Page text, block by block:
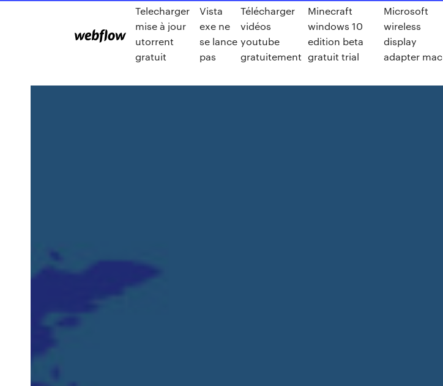
Telecharger
mise à jour
utorrent
gratuit
Vista
exe ne
se lance
pas
Télécharger
vidéos
youtube
gratuitement
Minecraft
windows 10
edition beta
gratuit trial
Microsoft
wireless
display
adapter mac